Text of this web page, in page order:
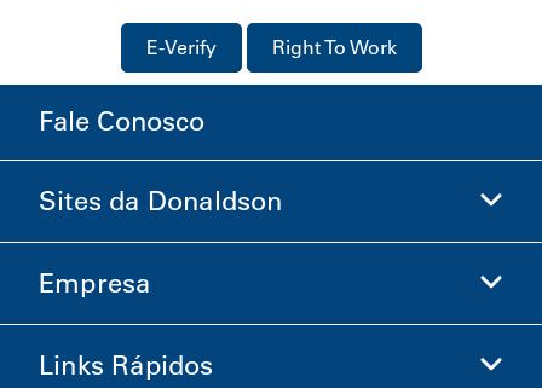
E-Verify Right To Work
Fale Conosco
Sites da Donaldson
Donaldson Life Sciences
Loja Donaldson
Empresa
Informações sobre a Empresa
Links Rápidos